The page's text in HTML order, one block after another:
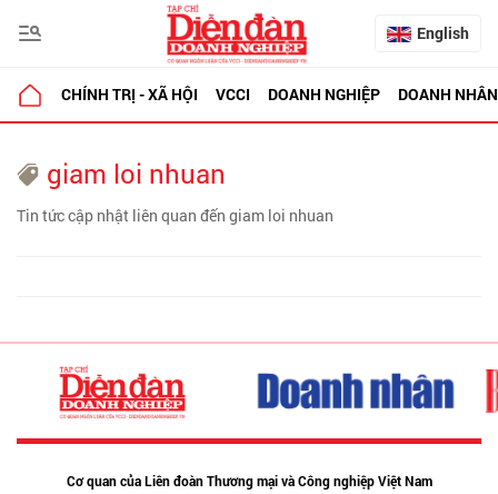
English
CHÍNH TRỊ - XÃ HỘI VCCI DOANH NGHIỆP DOANH NHÂN
giam loi nhuan
Tin tức cập nhật liên quan đến giam loi nhuan
Cơ quan của Liên đoàn Thương mại và Công nghiệp Việt Nam